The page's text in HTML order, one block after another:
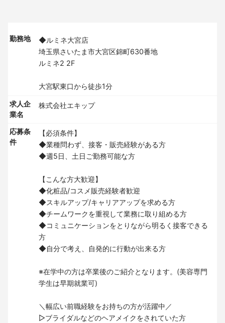
勤務地
◆ルミネ大宮店
埼玉県さいたま市大宮区錦町630番地
ルミネ2 2F
大宮駅東口から徒歩1分
求人企
業名
株式会社エキップ
応募条
件
【必須条件】
◆業種問わず、接客・販売経験がある方
◆週5日、土日ご勤務可能な方
【こんな方大歓迎】
◆化粧品/コスメ販売経験者歓迎
◆スキルアップ/キャリアアップを求める方
◆チームワークを重視して業務に取り組める方
◆コミュニケーションをとりながら明るく接客できる
方
◆自分で考え、自発的に行動が出来る方
※在学中の方は卒業後のご紹介となります。(美容専門
学生は早期就業可)
＼幅広い前職経験をお持ちの方が活躍中／
▷ブライダルなどのヘアメイクをされていた方